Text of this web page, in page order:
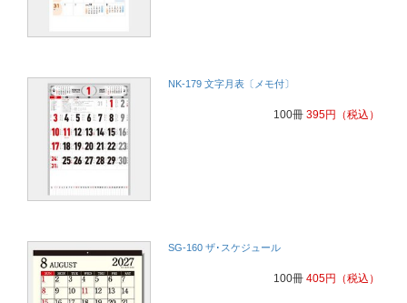
NK-179 文字月表〔メモ付〕
100冊 395円 （税込）
SG-160 ザ･スケジュール
100冊 405円 （税込）